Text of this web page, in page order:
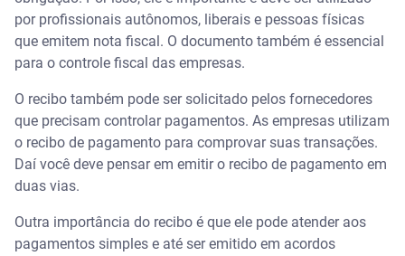
por profissionais autônomos, liberais e pessoas físicas
que emitem nota fiscal. O documento também é essencial
para o controle fiscal das empresas.
O recibo também pode ser solicitado pelos fornecedores
que precisam controlar pagamentos. As empresas utilizam
o recibo de pagamento para comprovar suas transações.
Daí você deve pensar em emitir o recibo de pagamento em
duas vias.
Outra importância do recibo é que ele pode atender aos
pagamentos simples e até ser emitido em acordos